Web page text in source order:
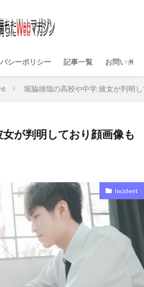
シーポリシー 記事一覧 お問い合わ
堀脇雄哉の高校や中学,彼女が判明
が判明しており顔画像も
Incident